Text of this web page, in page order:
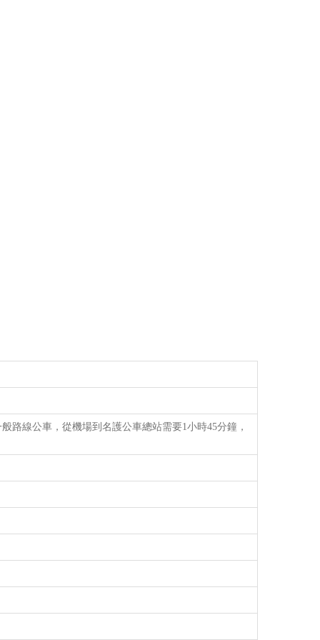
路線公車，從機場到名護公車總站需要1小時45分鐘，